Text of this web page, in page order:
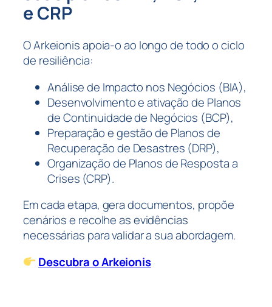
e CRP
O Arkeionis apoia-o ao longo de todo o ciclo
de resiliência:
Análise de Impacto nos Negócios (BIA),
Desenvolvimento e ativação de Planos
de Continuidade de Negócios (BCP),
Preparação e gestão de Planos de
Recuperação de Desastres (DRP),
Organização de Planos de Resposta a
Crises (CRP).
Em cada etapa, gera documentos, propõe
cenários e recolhe as evidências
necessárias para validar a sua abordagem.
Descubra o Arkeionis